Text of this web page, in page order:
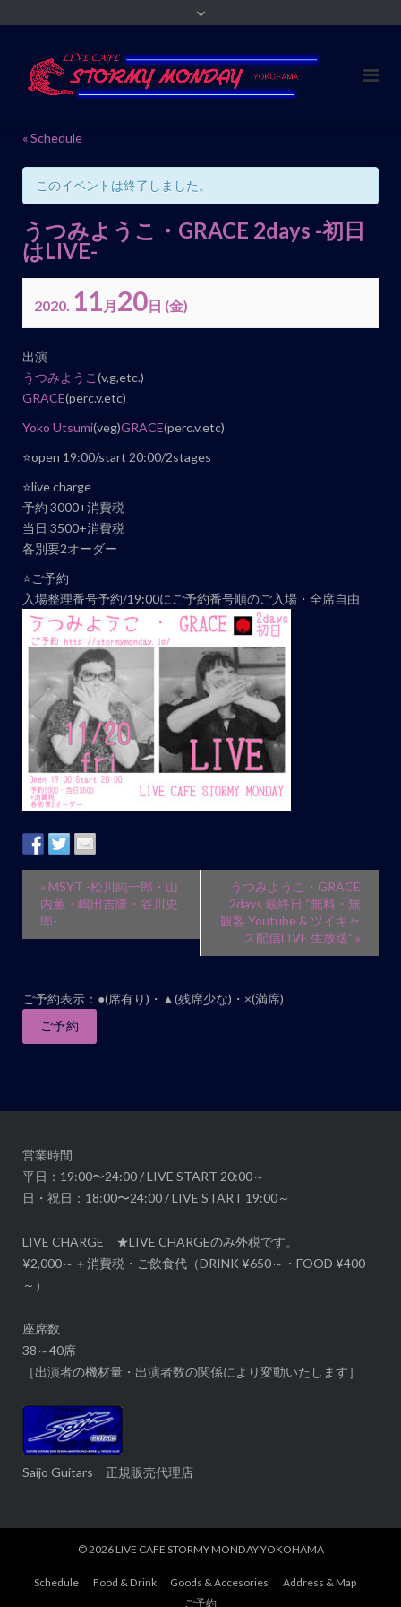
« Schedule
このイベントは終了しました。
うつみようこ・GRACE 2days -初日
はLIVE-
2020. 11 月 20日 (金)
イ
ベ
ン
ト
ゲ
ー
シ
ン
出演
うつみようこ (v,g,etc.)
GRACE(perc.v.etc)
Yoko Utsumi(veg)GRACE(perc.v.etc)
⭐️open 19:00/start 20:00/2stages
⭐️live charge
予約 3000+消費税
当日 3500+消費税
各別要2オーダー
⭐️ご予約
入場整理番号予約/19:00にご予約番号順のご入場・全席自由
ビ
ー
« MSYT -松川純一郎・山
内薫・嶋田吉隆・谷川史
郎-
うつみようこ・GRACE
2days 最終日 “無料・無
観客 Youtube & ツイキャ
ス配信LIVE 生放送” »
ご予約表示：●(席有り)・▲(残席少な)・×(満席)
ご予約
営業時間
平日：19:00〜24:00 / LIVE START 20:00～
日・祝日：18:00〜24:00 / LIVE START 19:00～
LIVE CHARGE ★LIVE CHARGEのみ外税です。
¥2,000～＋消費税・ご飲食代（DRINK ¥650～・FOOD ¥400
～）
座席数
38～40席
［出演者の機材量・出演者数の関係により変動いたします］
Saijo Guitars 正規販売代理店
© 2026LIVE CAFE STORMY MONDAY YOKOHAMA
Schedule Food & Drink Goods & Accesories
Address & Map
ご予約